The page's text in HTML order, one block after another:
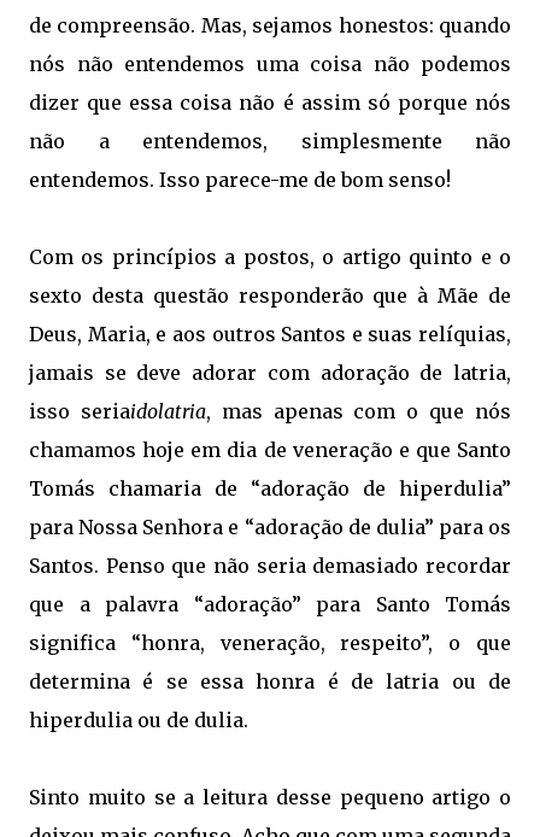
de compreensão. Mas, sejamos honestos: quando
nós não entendemos uma coisa não podemos
dizer que essa coisa não é assim só porque nós
não a entendemos, simplesmente não
entendemos. Isso parece-me de bom senso!
Com os princípios a postos, o artigo quinto e o
sexto desta questão responderão que à Mãe de
Deus, Maria, e aos outros Santos e suas relíquias,
jamais se deve adorar com adoração de latria,
isso seriaidolatria, mas apenas com o que nós
chamamos hoje em dia de veneração e que Santo
Tomás chamaria de “adoração de hiperdulia”
para Nossa Senhora e “adoração de dulia” para os
Santos. Penso que não seria demasiado recordar
que a palavra “adoração” para Santo Tomás
significa “honra, veneração, respeito”, o que
determina é se essa honra é de latria ou de
hiperdulia ou de dulia.
Sinto muito se a leitura desse pequeno artigo o